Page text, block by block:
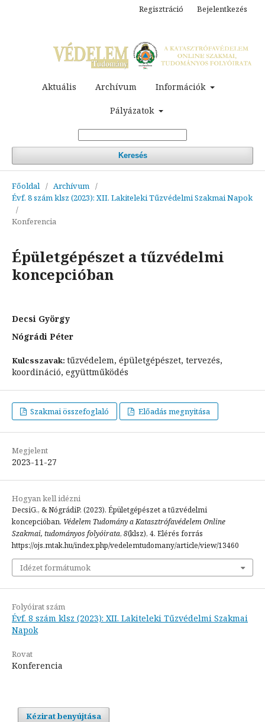
Aktuális Archívum Információk
Pályázatok
Keresés
Regisztráció Bejelentkezés
Főoldal / Archívum
/
Évf. 8 szám klsz (2023): XII. Lakiteleki Tűzvédelmi Szakmai Napok
/
Konferencia
Épületgépészet a tűzvédelmi
koncepcióban
Decsi György
Nógrádi Péter
Kulcsszavak: tűzvédelem, épületgépészet, tervezés,
koordináció, együttműködés
Szakmai összefoglaló Előadás megnyitása
Megjelent
2023-11-27
Hogyan kell idézni
DecsiG., & NógrádiP. (2023). Épületgépészet a tűzvédelmi
koncepcióban. Védelem Tudomány a Katasztrófavédelem Online
Szakmai, tudományos folyóirata, 8(klsz), 4. Elérés forrás
https://ojs.mtak.hu/index.php/vedelemtudomany/article/view/13460
Idézet formátumok
Folyóirat szám
Évf. 8 szám klsz (2023): XII. Lakiteleki Tűzvédelmi Szakmai
Napok
Rovat
Konferencia
Kézirat benyújtása